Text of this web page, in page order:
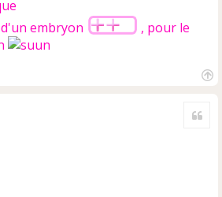
embryon
, pour le